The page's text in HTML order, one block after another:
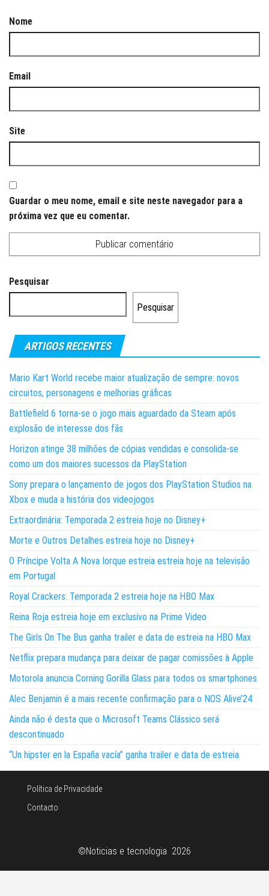
Nome
Email
Site
Guardar o meu nome, email e site neste navegador para a
próxima vez que eu comentar.
Pesquisar
Pesquisar
ARTIGOS RECENTES
Mario Kart World recebe maior atualização de sempre: novos
circuitos, personagens e melhorias gráficas
Battlefield 6 torna-se o jogo mais aguardado da Steam após
explosão de interesse dos fãs
Horizon atinge 38 milhões de cópias vendidas e consolida-se
como um dos maiores sucessos da PlayStation
Sony prepara o lançamento de jogos dos PlayStation Studios na
Xbox e muda a história dos videojogos
Extraordinária: Temporada 2 estreia hoje no Disney+
Morte e Outros Detalhes estreia hoje no Disney+
O Príncipe Volta A Nova Iorque estreia estreia hoje na televisão
em Portugal
Royal Crackers: Temporada 2 estreia hoje na HBO Max
Reina Roja estreia hoje em exclusivo na Prime Video
The Girls On The Bus ganha trailer e data de estreia na HBO Max
Netflix prepara mudança para deixar de pagar comissões à Apple
Motorola anuncia Corning Gorilla Glass para todos os smartphones
Alec Benjamin é a mais recente confirmação para o NOS Alive’24
Ainda não é desta que o Microsoft Teams Clássico será
descontinuado
“Un hipster en la España vacía” ganha trailer e data de estreia
Política de Privacidade
Contacto
©Noticias e tecnologia 2026